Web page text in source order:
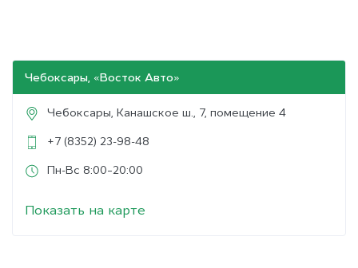
Чебоксары, «Восток Авто»
Чебоксары Канашское ш., 7, помещение 4
+7 (8352) 23-98-48
Пн-Вс 8:00–20:00
Показать на карте